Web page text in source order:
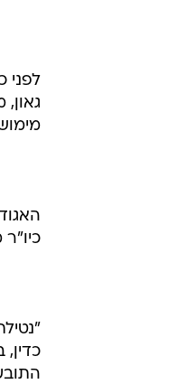
לפני
כדין,